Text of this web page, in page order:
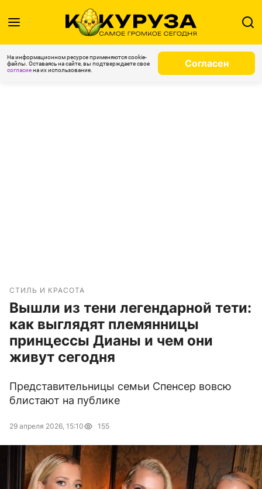
На информационном ресурсе применяются cookie-
файлы. Оставаясь на сайте, вы подтверждаете свое
согласиена их использование.
Согласен
СТИЛЬ И КРАСОТА
Вышли из тени легендарной тети:
как выглядят племянницы
принцессы Дианы и чем они
живут сегодня
Представительницы семьи Спенсер вовсю
блистают на публике
29 апреля 2026, 15:10 155